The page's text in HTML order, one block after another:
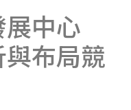
中心
與布局競